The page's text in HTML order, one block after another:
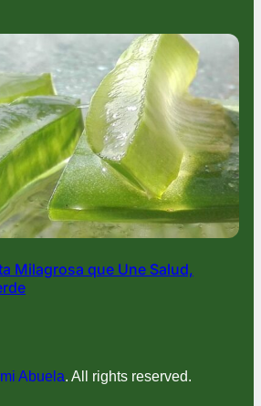
Milagrosa que Une Salud,
Abuela. All rights reserved.